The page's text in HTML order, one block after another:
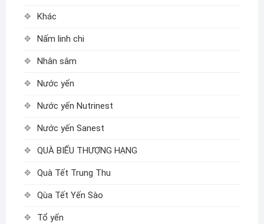
Khác
Nấm linh chi
Nhân sâm
Nước yến
Nước yến Nutrinest
Nước yến Sanest
QUÀ BIẾU THƯỢNG HẠNG
Quà Tết Trung Thu
Qùa Tết Yến Sào
Tổ yến